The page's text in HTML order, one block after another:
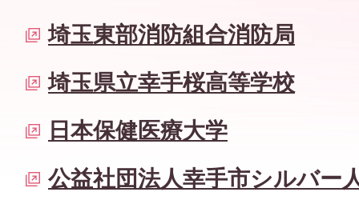
埼玉東部消防組合消防局
埼玉県立幸手桜高等学校
日本保健医療大学
公益社団法人幸手市シルバー